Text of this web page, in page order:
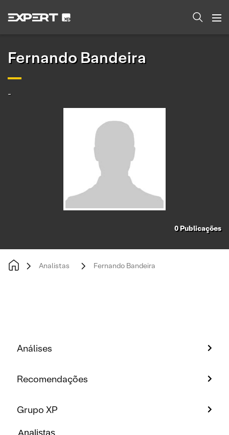
Fernando Bandeira
-
0Publicações
Analistas Fernando Bandeira
Análises
Recomendações
Grupo XP
Analistas